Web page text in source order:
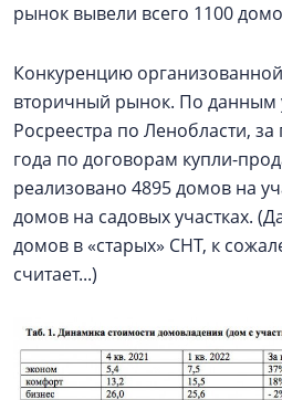
рынок вывели всего 1100
Конкуренцию организованной
вторичный рынок. По данным
Росреестра по Ленобласти,
года по договорам купли-
реализовано 4895 домов на
домов на садовых участках.
домов в «старых» СНТ, к
считает...)